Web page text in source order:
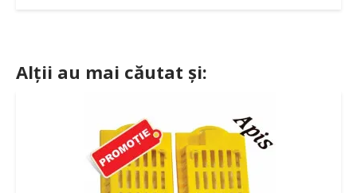
Alții au mai căutat și: